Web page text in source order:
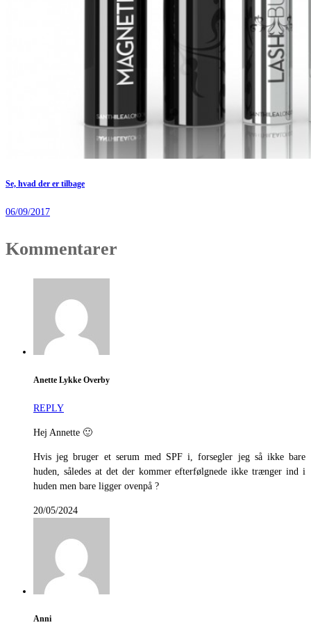
Se, hvad der er tilbage
06/09/2017
Kommentarer
Anette Lykke Overby
REPLY
Hej Annette 🙂
Hvis jeg bruger et serum med SPF i, forsegler jeg så ikke bare
huden, således at det der kommer efterfølgnede ikke trænger ind i
huden men bare ligger ovenpå ?
20/05/2024
Anni